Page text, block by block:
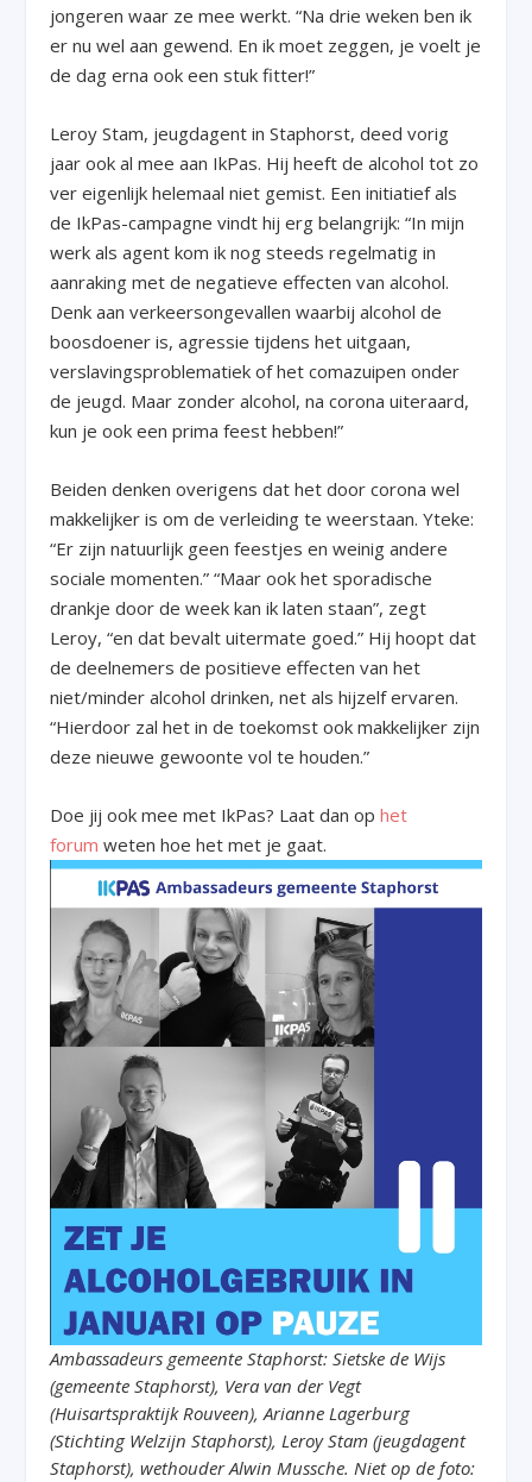
jongeren waar ze mee werkt. “Na drie weken ben ik
er nu wel aan gewend. En ik moet zeggen, je voelt je
de dag erna ook een stuk fitter!”
Leroy Stam, jeugdagent in Staphorst, deed vorig
jaar ook al mee aan IkPas. Hij heeft de alcohol tot zo
ver eigenlijk helemaal niet gemist. Een initiatief als
de IkPas-campagne vindt hij erg belangrijk: “In mijn
werk als agent kom ik nog steeds regelmatig in
aanraking met de negatieve effecten van alcohol.
Denk aan verkeersongevallen waarbij alcohol de
boosdoener is, agressie tijdens het uitgaan,
verslavingsproblematiek of het comazuipen onder
de jeugd. Maar zonder alcohol, na corona uiteraard,
kun je ook een prima feest hebben!”
Beiden denken overigens dat het door corona wel
makkelijker is om de verleiding te weerstaan. Yteke:
“Er zijn natuurlijk geen feestjes en weinig andere
sociale momenten.” “Maar ook het sporadische
drankje door de week kan ik laten staan”, zegt
Leroy, “en dat bevalt uitermate goed.” Hij hoopt dat
de deelnemers de positieve effecten van het
niet/minder alcohol drinken, net als hijzelf ervaren.
“Hierdoor zal het in de toekomst ook makkelijker zijn
deze nieuwe gewoonte vol te houden.”
Doe jij ook mee met IkPas? Laat dan ophet
forum weten hoe het met je gaat.
Ambassadeurs gemeente Staphorst: Sietske de Wijs
(gemeente Staphorst), Vera van der Vegt
(Huisartspraktijk Rouveen), Arianne Lagerburg
(Stichting Welzijn Staphorst), Leroy Stam (jeugdagent
Staphorst), wethouder Alwin Mussche. Niet op de foto: